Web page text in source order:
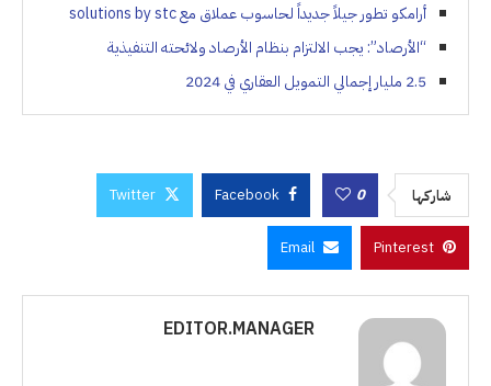
أرامكو تطور جيلاً جديداً لحاسوب عملاق مع solutions by stc
“الأرصاد”: يجب الالتزام بنظام الأرصاد ولائحته التنفيذية
2.5 مليار إجمالي التمويل العقاري في 2024
شاركها 0
Facebook
Twitter
Pinterest
Email
EDITOR.MANAGER